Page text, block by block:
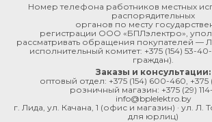
Номер телефона работников местных
распорядительных
органов по месту
регистрации ООО «БПЛэлектро»,
рассматривать обращения покупателей —
исполнительный комитет: +375 (154) 53-40-
граждан).
Заказы и консультации:
оптовый отдел: +375 (154) 600-460 +375
розничный магазин: +375 (29)
info@bplelektro.by
г. Лида, ул. Качана, 1 (офис и магазин) · ул. Л.
для юрлиц)